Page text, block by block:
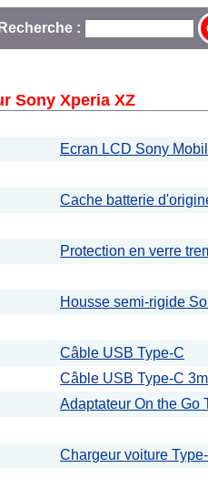
Recherche :
Sony Xperia XZ
Ecran LCD Sony
Cache batterie
Protection en verre
Housse semi-rigide
Câble USB Type-C
Câble USB Type-C 3m
Adaptateur On the Go
Chargeur voiture